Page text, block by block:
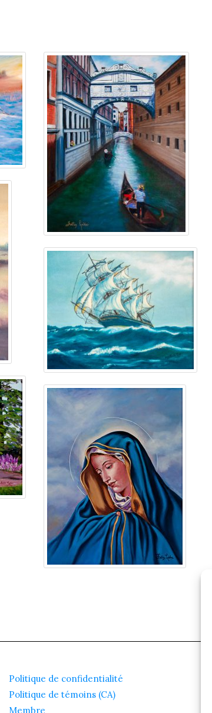
Politique de confidentialité
Politique de témoins (CA)